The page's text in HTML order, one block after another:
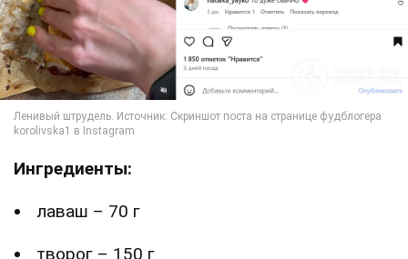
Ингредиенты:
лаваш – 70 г
творог – 150 г